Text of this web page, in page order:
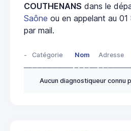
COUTHENANS dans le
Saône ou en appelant au
par mail.
- Catégorie Nom Adresse
Aucun diagnostiqueur connu